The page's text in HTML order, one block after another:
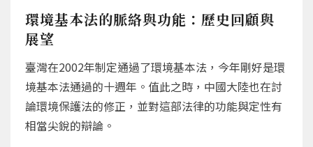
環境基本法的脈絡與功能：歷史回顧與
展望
臺灣在2002年制定通過了環境基本法，今年剛好是環
境基本法通過的十週年。值此之時，中國大陸也在討
論環境保護法的修正，並對這部法律的功能與定性有
相當尖銳的辯論。